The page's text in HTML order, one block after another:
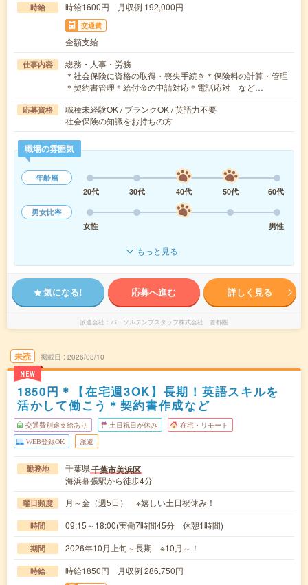
時給 時給1600円 月収例 192,000円
交通費
全額支給
仕事内容
総務・人事・労務
＊社会保険に資格の取得・喪失手続き＊保険料の計算・管理
＊契約書管理＊給付金の申請対応＊電話応対 など…
応募資格
職種未経験OK / ブランクOK / 英語力不要
社会保険の知識をお持ちの方
職場の雰囲気
年齢層
20代
30代 40代 50代
60代
男女比率
女性
男性
もっと見る
気になる! 応募へ進む 詳しく見る
派遣会社 パーソルテンプスタッフ株式会社 首都圏
未読
NEW
掲載日 2026/08/10
1850円＊【在宅週3OK】長期！英語スキルを
活かして働こう＊契約書作成など
交通費別途支給あり 土日祝日が休み 在宅・リモート
WEB登録OK 派遣
勤務地 千葉県千葉市美浜区
海浜幕張駅から徒歩4分
曜日頻度 月～金（週5日） ※嬉しい土日祝休み！
時間 09:15～18:00(実働7時間45分 休憩1時間)
期間 2026年10月上旬～長期 ※10月～！
時給 時給1850円 月収例 286,750円